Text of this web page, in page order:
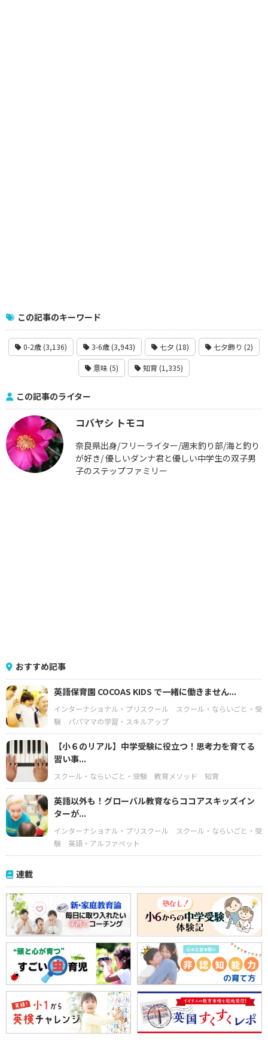
この記事のキーワード
0-2歳 (3,136) 3-6歳 (3,943) 七夕 (18) 七夕飾り (2)
意味 (5) 知育 (1,335)
この記事のライター
コバヤシ トモコ
奈良県出身/フリーライター/週末釣り部/海と釣り
が好き/ 優しいダンナ君と優しい中学生の双子男
子のステップファミリー
おすすめ記事
英語保育園 COCOAS KIDS で一緒に働きません...
インターナショナル・プリスクール
スクール・ならいごと・受
験
パパママの学習・スキルアップ
【小６のリアル】中学受験に役立つ！思考力を育てる
習い事...
スクール・ならいごと・受験 教育メソッド 知育
英語以外も！グローバル教育ならココアスキッズイン
ターが...
インターナショナル・プリスクール
スクール・ならいごと・受
験
英語・アルファベット
連載